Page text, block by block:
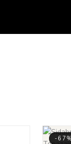
-67%